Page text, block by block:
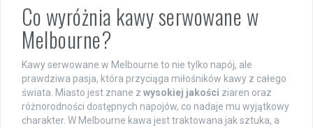
Co wyróżnia kawy serwowane w
Melbourne?
Kawy serwowane w Melbourne to nie tylko napój, ale
prawdziwa pasja, która przyciąga miłośników kawy z całego
świata. Miasto jest znane z wysokiej jakości ziaren oraz
różnorodności dostępnych napojów, co nadaje mu wyjątkowy
charakter. W Melbourne kawa jest traktowana jak sztuka, a